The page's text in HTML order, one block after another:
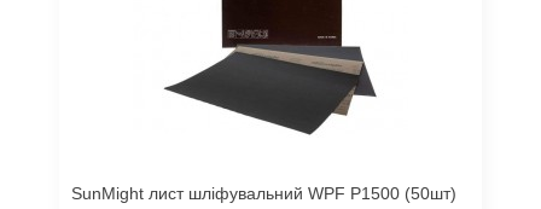
SunMight лист шліфувальний WPF P1500 (50шт)